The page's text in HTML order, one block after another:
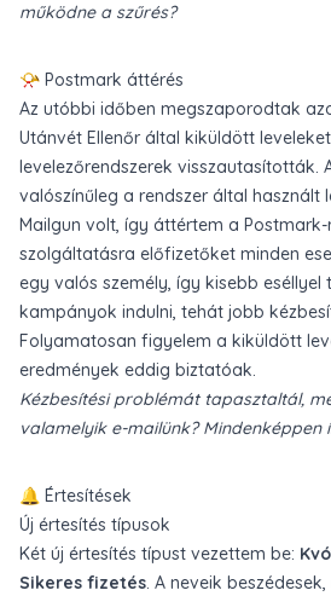
működne a szűrés?
📯 Postmark áttérés
Az utóbbi időben megszaporodtak
Utánvét Ellenőr által kiküldött
levelezőrendszerek visszautasították.
valószínűleg a rendszer által használt
Mailgun volt, így áttértem a Postmark-
szolgáltatásra előfizetőket minden
egy valós személy, így kisebb
kampányok indulni, tehát jobb
Folyamatosan figyelem a kiküldött
eredmények eddig biztatóak.
Kézbesítési problémát tapasztaltál,
valamelyik e-mailünk? Mindenképpen
🔔 Értesítések
Új értesítés típusok
Két új értesítés típust vezettem be:
Sikeres fizetés. A neveik